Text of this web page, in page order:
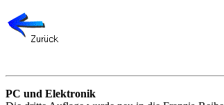
PC und Elektronik